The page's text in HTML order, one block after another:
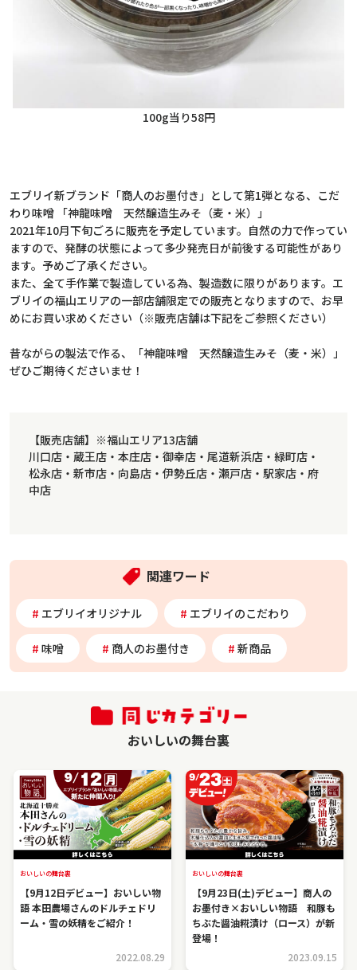
100g当り58円
エブリイ新ブランド「商人のお墨付き」として第1弾となる、こだ
わり味噌 「神龍味噌 天然醸造生みそ（麦・米）」
2021年10月下旬ごろに販売を予定しています。自然の力で作ってい
ますので、発酵の状態によって多少発売日が前後する可能性があり
ます。予めご了承ください。
また、全て手作業で製造している為、製造数に限りがあります。エ
ブリイの福山エリアの一部店舗限定での販売となりますので、お早
めにお買い求めください（※販売店舗は下記をご参照ください）
昔ながらの製法で作る、「神龍味噌 天然醸造生みそ（麦・米）」
ぜひご期待くださいませ！
【販売店舗】※福山エリア13店舗
川口店・蔵王店・本庄店・御幸店・尾道新浜店・緑町店・
松永店・新市店・向島店・伊勢丘店・瀬戸店・駅家店・府
中店
関連ワード
エブリイオリジナル エブリイのこだわり
味噌 商人のお墨付き 新商品
おいしいの舞台裏
おいしいの舞台裏
【9月12日デビュー】おいしい物
語 本田農場さんのドルチェドリ
ーム・雪の妖精をご紹介！
2022.08.29
おいしいの舞台裏
【9月23日(土)デビュー】商人の
お墨付き×おいしい物語 和豚も
ちぶた醤油糀漬け（ロース）が新
登場！
2023.09.15